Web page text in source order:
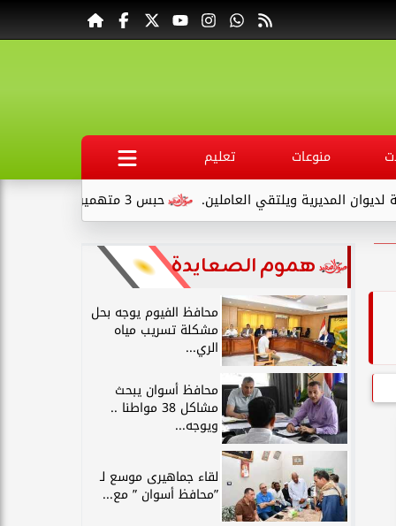
منوعات
تعليم
حبس 3 متهمين 15 يومًا علي ذمةالتحقيقات بتهمة التنقيب عن الآثار داخل...
العاملين.
هموم الصعايدة
محافظ الفيوم يوجه بحل
مشكلة تسريب مياه
الري...
محافظ أسوان يبحث
مشاكل 38 مواطنا ..
ويوجه...
لقاء جماهيرى موسع لـ
”محافظ أسوان ” مع...